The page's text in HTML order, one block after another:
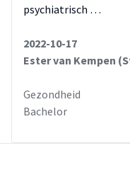
psychiatrisch …
2022-10-17
Ester van Kempen
Gezondheid
Bachelor